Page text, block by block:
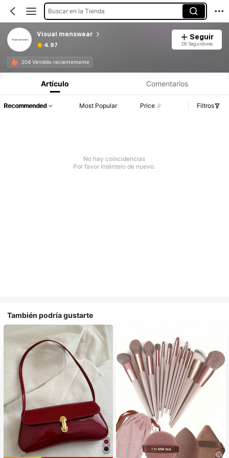
Buscar en la Tienda
Visual menswear
4.97
Seguir
28 Seguidores
204 Vendido recientemente
Artículo Comentarios
Recommended Most Popular Price Filtros
No hay coincidencias
Por favor inténtelo de nuevo.
También podría gustarte